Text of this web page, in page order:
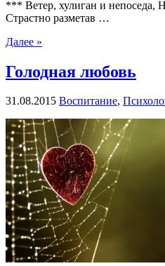
*** Ветер, хулиган и непоседа,
Страстно разметав …
Далее »
Голодная любовь
31.08.2015 Воспитание,